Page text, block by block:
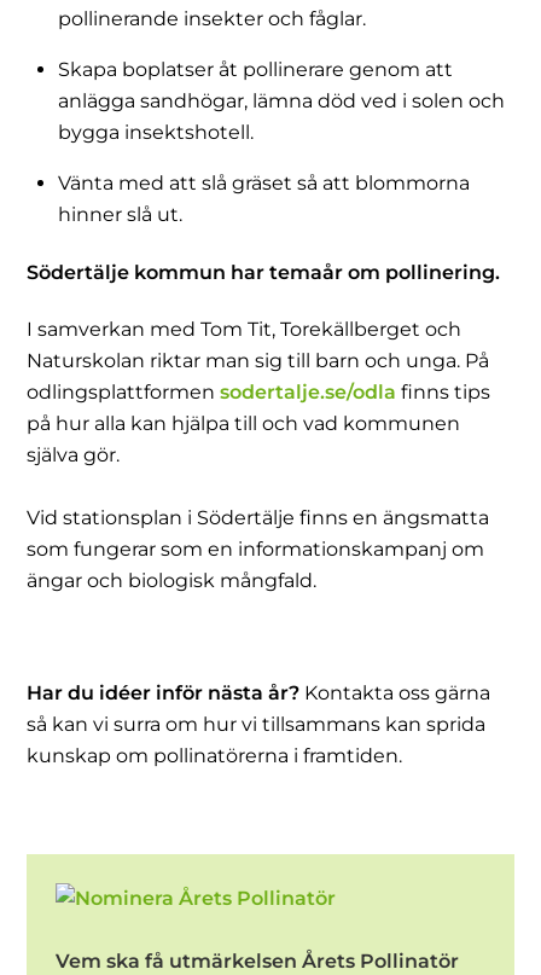
pollinerande insekter och fåglar.
Skapa boplatser åt pollinerare genom att
anlägga sandhögar, lämna död ved i solen och
bygga insektshotell.
Vänta med att slå gräset så att blommorna
hinner slå ut.
Södertälje kommun har temaår om pollinering.
I samverkan med Tom Tit, Torekällberget och
Naturskolan riktar man sig till barn och unga. På
odlingsplattformensodertalje.se/odla finns tips
på hur alla kan hjälpa till och vad kommunen
själva gör.
Vid stationsplan i Södertälje finns en ängsmatta
som fungerar som en informationskampanj om
ängar och biologisk mångfald.
Har du idéer inför nästa år? Kontakta oss gärna
så kan vi surra om hur vi tillsammans kan sprida
kunskap om pollinatörerna i framtiden.
Vem ska få utmärkelsen Årets Pollinatör